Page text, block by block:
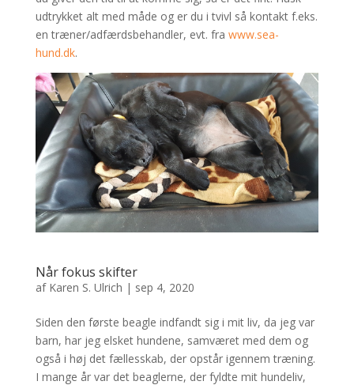
udtrykket alt med måde og er du i tvivl så kontakt f.eks.
en træner/adfærdsbehandler, evt. fra www.sea-
hund.dk.
Når fokus skifter
af Karen S. Ulrich | sep 4, 2020
Siden den første beagle indfandt sig i mit liv, da jeg var
barn, har jeg elsket hundene, samværet med dem og
også i høj det fællesskab, der opstår igennem træning.
I mange år var det beaglerne, der fyldte mit hundeliv,